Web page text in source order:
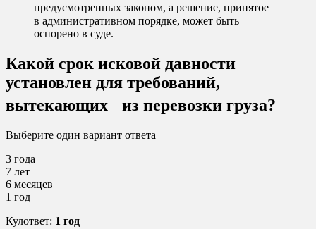
предусмотренных законом, а решение, принятое
в административном порядке, может быть
оспорено в суде.
Какой срок исковой давности
установлен для требований,
вытекающих из перевозки груза?
Выберите один вариант ответа
3 года
7 лет
6 месяцев
1 год
Кулответ: 1 год